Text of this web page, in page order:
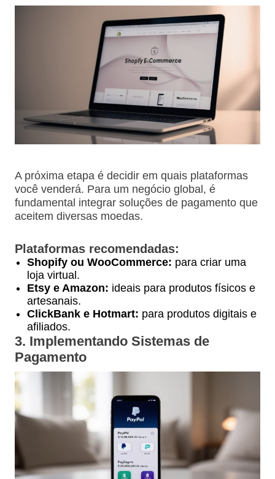
A próxima etapa é decidir em quais plataformas
você venderá. Para um negócio global, é
fundamental integrar soluções de pagamento que
aceitem diversas moedas.
Plataformas recomendadas:
Shopify ou WooCommerce: para criar uma
loja virtual.
Etsy e Amazon: ideais para produtos físicos e
artesanais.
ClickBank e Hotmart: para produtos digitais e
afiliados.
3. Implementando Sistemas de
Pagamento